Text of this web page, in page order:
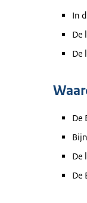
In
De
De
De
De
De